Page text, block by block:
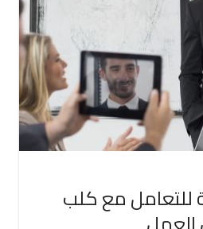
للتعامل مع كلب